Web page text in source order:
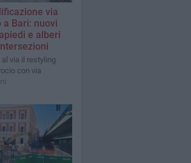
via
a Bari: nuovi
e alberi
al via il restyling
con via